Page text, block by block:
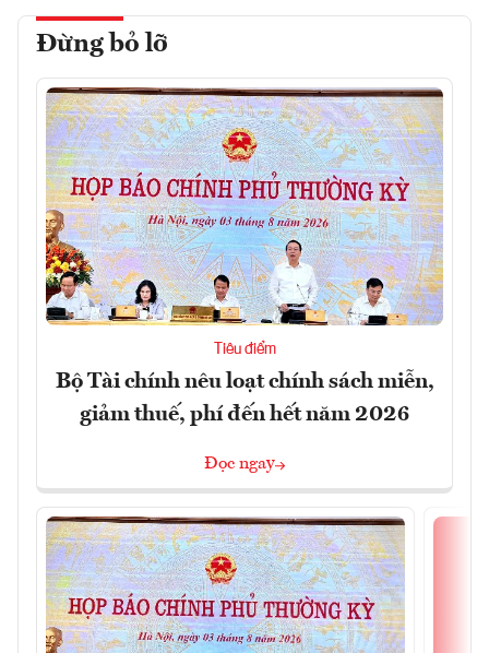
Đừng bỏ lỡ
Tiêu điểm
Bộ Tài chính nêu loạt chính sách miễn,
giảm thuế, phí đến hết năm 2026
Đọc ngay